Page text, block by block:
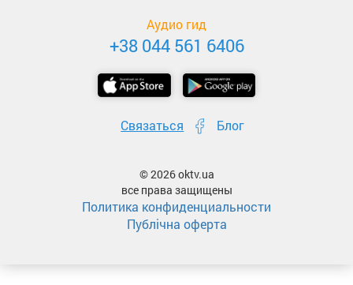
Аудио гид
+38 044 561 6406
Связаться Блог
© 2026 oktv.ua
все права защищены
Политика конфиденциальности
Публічна оферта